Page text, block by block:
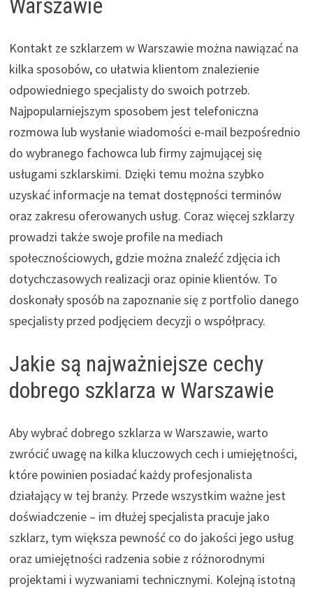
Warszawie
Kontakt ze szklarzem w Warszawie można nawiązać na
kilka sposobów, co ułatwia klientom znalezienie
odpowiedniego specjalisty do swoich potrzeb.
Najpopularniejszym sposobem jest telefoniczna
rozmowa lub wysłanie wiadomości e-mail bezpośrednio
do wybranego fachowca lub firmy zajmującej się
usługami szklarskimi. Dzięki temu można szybko
uzyskać informacje na temat dostępności terminów
oraz zakresu oferowanych usług. Coraz więcej szklarzy
prowadzi także swoje profile na mediach
społecznościowych, gdzie można znaleźć zdjęcia ich
dotychczasowych realizacji oraz opinie klientów. To
doskonały sposób na zapoznanie się z portfolio danego
specjalisty przed podjęciem decyzji o współpracy.
Jakie są najważniejsze cechy
dobrego szklarza w Warszawie
Aby wybrać dobrego szklarza w Warszawie, warto
zwrócić uwagę na kilka kluczowych cech i umiejętności,
które powinien posiadać każdy profesjonalista
działający w tej branży. Przede wszystkim ważne jest
doświadczenie – im dłużej specjalista pracuje jako
szklarz, tym większa pewność co do jakości jego usług
oraz umiejętności radzenia sobie z różnorodnymi
projektami i wyzwaniami technicznymi. Kolejną istotną